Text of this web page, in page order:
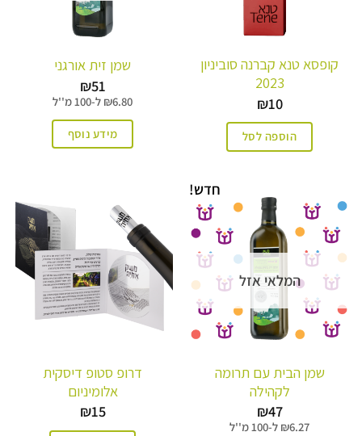
קופסא טנא קברנה סוביניון
2023
₪10
הוספה לסל
שמן זית אורגני
₪51
₪6.80 ל-100 מ''ל
מידע נוסף
המלאי אזל
חדש!
שמן הבית עם תרומה
לקהילה
₪47
₪6.27 ל-100 מ''ל
דרופ סטופ דיסקית
אלומיניום
₪15